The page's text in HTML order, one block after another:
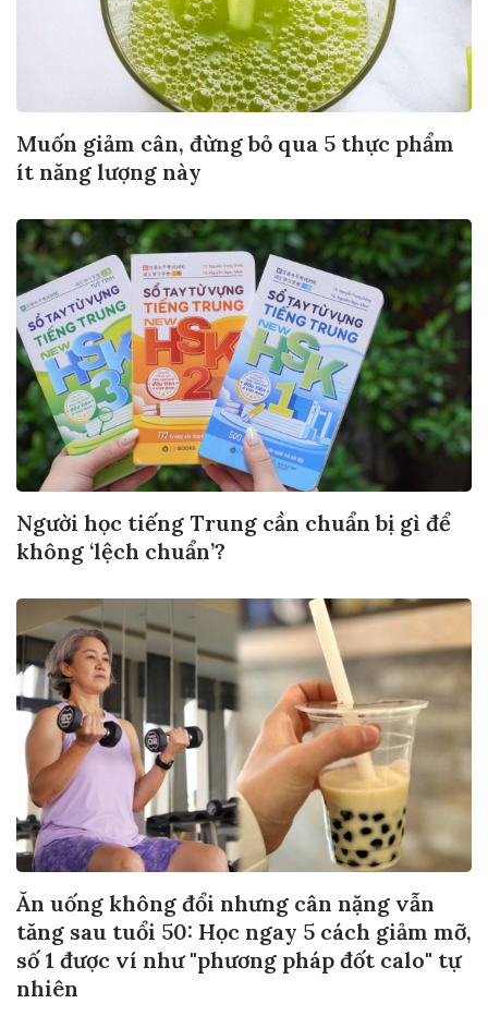
Muốn giảm cân, đừng bỏ qua 5 thực phẩm
ít năng lượng này
Người học tiếng Trung cần chuẩn bị gì để
không ‘lệch chuẩn’?
Ăn uống không đổi nhưng cân nặng vẫn
tăng sau tuổi 50: Học ngay 5 cách giảm mỡ,
số 1 được ví như "phương pháp đốt calo" tự
nhiên